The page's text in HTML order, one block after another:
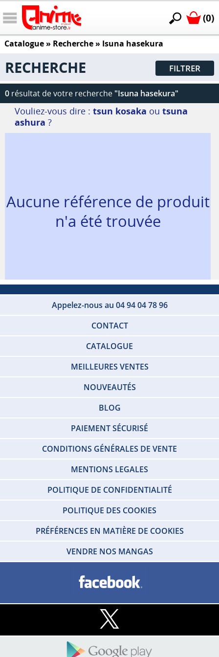
(0)
Catalogue» Recherche » Isuna hasekura
RECHERCHE FILTRER
0 résultat de votre recherche "Isuna hasekura"
Vouliez-vous dire : tsun kosaka ou tsuna
ashura ?
Aucune référence de produit
n'a été trouvée
Appelez-nous au 04 94 04 78 96
CONTACT
CATALOGUE
MEILLEURES VENTES
NOUVEAUTÉS
BLOG
PAIEMENT SÉCURISÉ
CONDITIONS GÉNÉRALES DE VENTE
MENTIONS LEGALES
POLITIQUE DE CONFIDENTIALITÉ
POLITIQUE DES COOKIES
PRÉFÉRENCES EN MATIÈRE DE COOKIES
VENDRE NOS MANGAS